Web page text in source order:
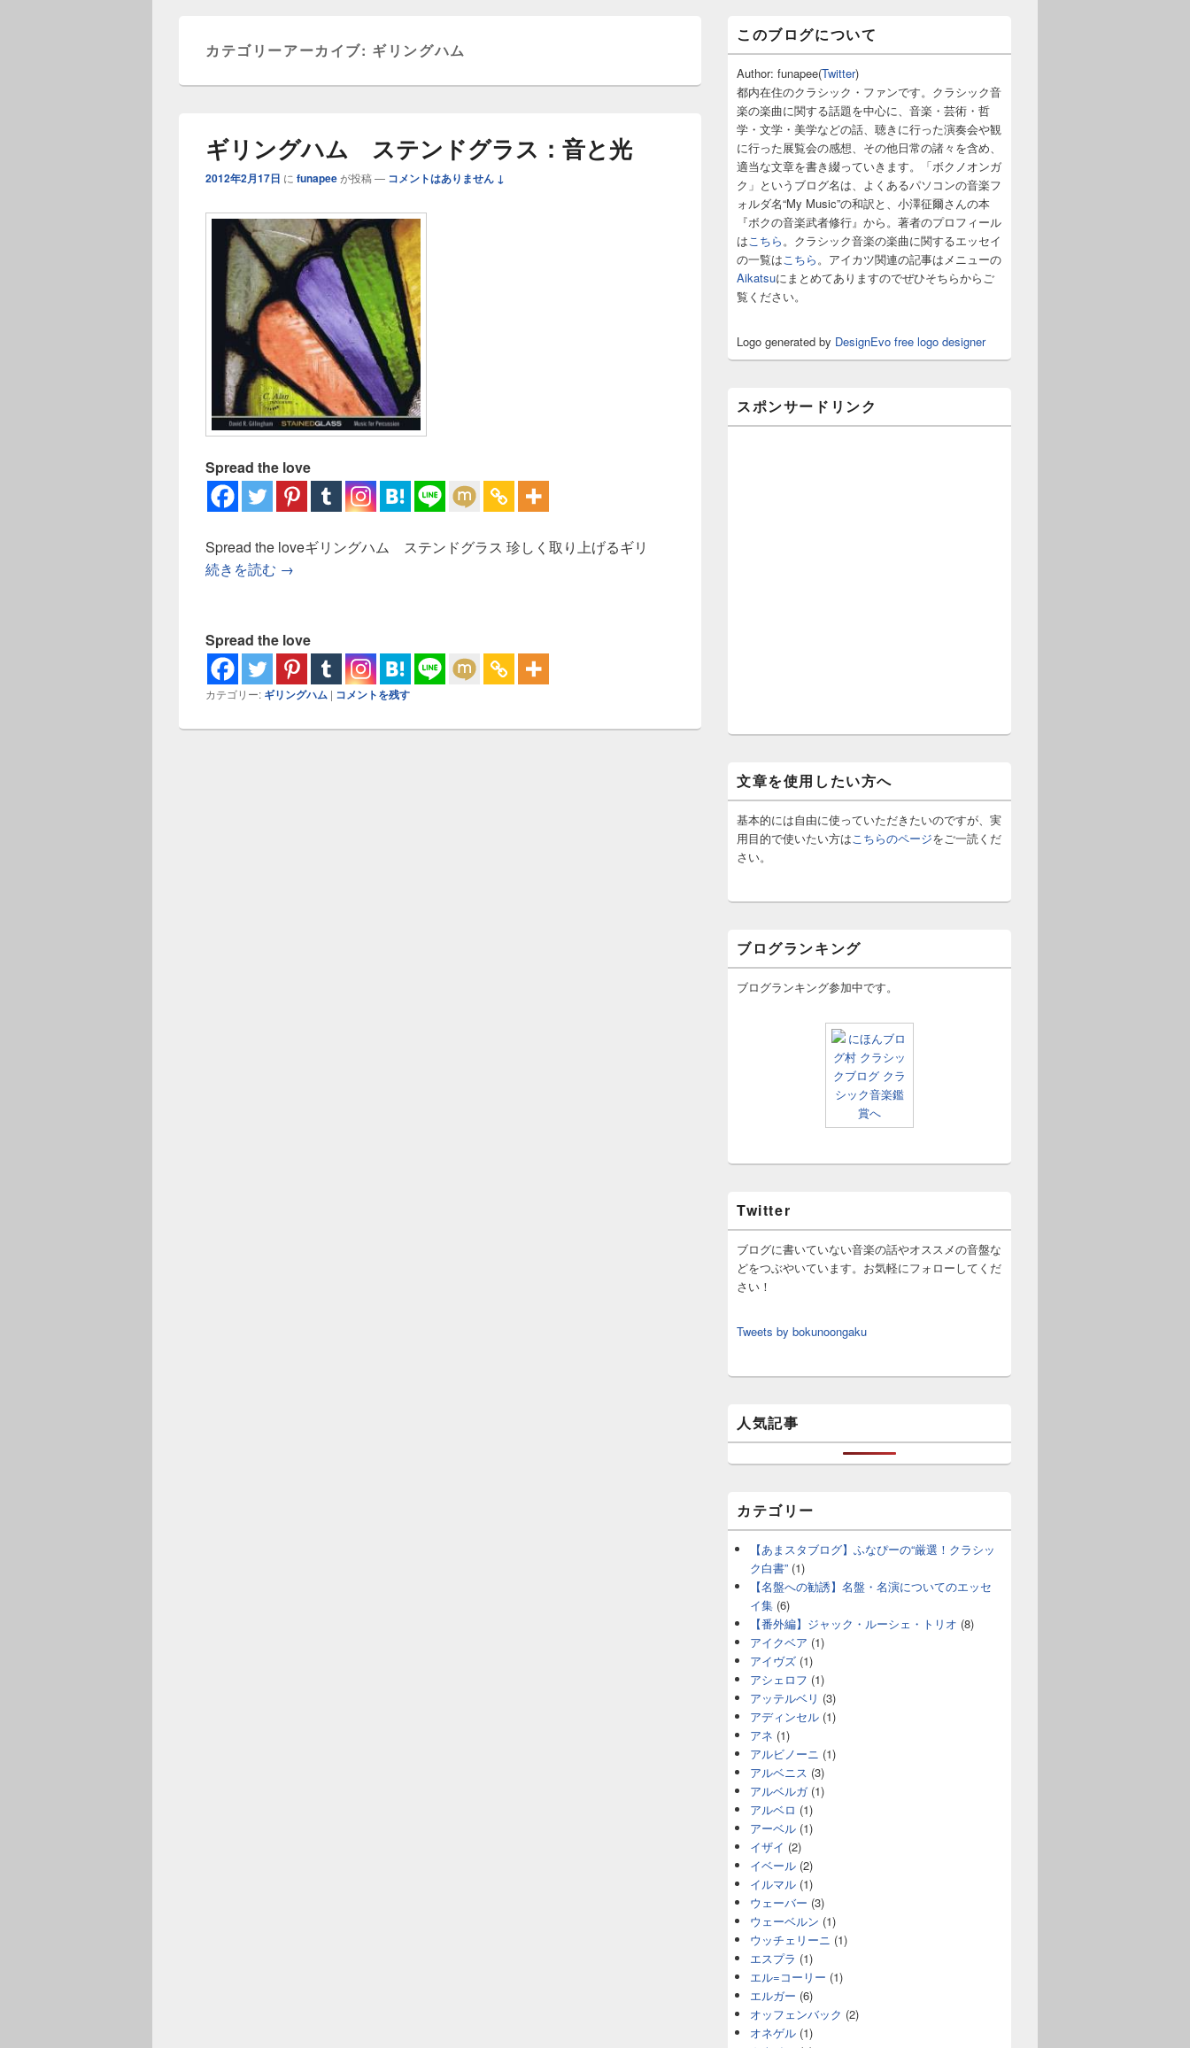
カテゴリーアーカイブ: ギリングハム
ギリングハム ステンドグラス：音と光
2012年2月17日 に funapeeが投稿 — コメントはありません ↓
Spread the love
Spread the loveギリングハム ステンドグラス 珍しく取り上げるギリ
続きを読む ギリングハム ステンドグラス：音と光
→
Spread the love
カテゴリー: ギリングハム | コメントを残す
ン
サ
イ
バ
ー
ウ
ィ
ジ
エ
リ
ア
このブログについて
Author: funapee(Twitter)
都内在住のクラシック・ファンです。クラシック音
楽の楽曲に関する話題を中心に、音楽・芸術・哲
学・文学・美学などの話、聴きに行った演奏会や観
に行った展覧会の感想、その他日常の諸々を含め、
適当な文章を書き綴っていきます。「ボクノオンガ
ク」というブログ名は、よくあるパソコンの音楽フ
ォルダ名“My Music”の和訳と、小澤征爾さんの本
『ボクの音楽武者修行』から。著者のプロフィール
は こちら 。クラシック音楽の楽曲に関するエッセイ
の一覧は こちら 。アイカツ関連の記事はメニューの
Aikatsuにまとめてありますのでぜひそちらからご
覧ください。
Logo generated by DesignEvo free logo designer
スポンサードリンク
文章を使用したい方へ
基本的には自由に使っていただきたいのですが、実
用目的で使いたい方は こちらのページをご一読くだ
さい。
ブログランキング
ブログランキング参加中です。
Twitter
ブログに書いていない音楽の話やオススメの音盤な
どをつぶやいています。お気軽にフォローしてくだ
さい！
Tweets by bokunoongaku
人気記事
カテゴリー
【あまスタブログ】ふなぴーの“厳選！クラシッ
ク白書” (1)
【名盤への勧誘】名盤・名演についてのエッセ
イ集 (6)
【番外編】ジャック・ルーシェ・トリオ (8)
アイクベア (1)
アイヴズ (1)
アシェロフ (1)
アッテルベリ (3)
アディンセル (1)
アネ (1)
アルビノーニ (1)
アルベニス (3)
アルベルガ(1)
アルベロ (1)
アーベル (1)
イザイ (2)
イベール (2)
イルマル (1)
ウェーバー (3)
ウェーベルン (1)
ウッチェリーニ (1)
エスプラ (1)
エル=コーリー (1)
エルガー (6)
オッフェンバック (2)
オネゲル (1)